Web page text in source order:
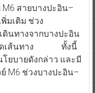
M6 สายบางปะอิน–
มเติม ช่วง
นทางจากบางปะอิน
ลอดเส้นทาง ทั้งนี้
ยบายดังกล่าว และมี
M6 ช่วงบางปะอิน–